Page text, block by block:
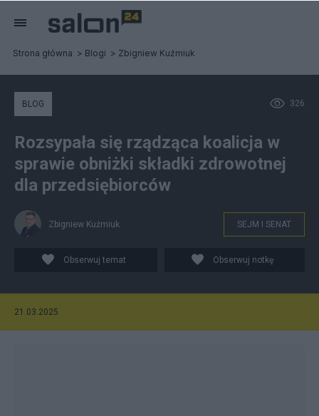
Strona główna Blogi Zbigniew Kuźmiuk
326
BLOG
Rozsypała się rządząca koalicja w
sprawie obniżki składki zdrowotnej
dla przedsiębiorców
Zbigniew Kuźmiuk SEJM I SENAT
Obserwuj temat Obserwuj notkę
21.03.2025